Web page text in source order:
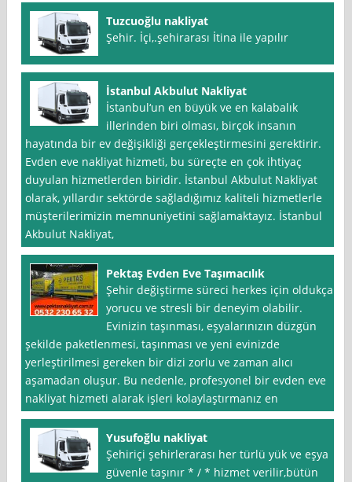
Tuzcuoğlu nakliyat
Şehir. İçi,.şehirarası İtina ile yapılır
İstanbul Akbulut Nakliyat
İstanbul‘un en büyük ve en kalabalık
illerinden biri olması, birçok insanın
hayatında bir ev değişikliği gerçekleştirmesini gerektirir.
Evden eve nakliyat hizmeti, bu süreçte en çok ihtiyaç
duyulan hizmetlerden biridir. İstanbul Akbulut Nakliyat
olarak, yıllardır sektörde sağladığımız kaliteli hizmetlerle
müşterilerimizin memnuniyetini sağlamaktayız. İstanbul
Akbulut Nakliyat,
Pektaş Evden Eve Taşımacılık
Şehir değiştirme süreci herkes için oldukça
yorucu ve stresli bir deneyim olabilir.
Evinizin taşınması, eşyalarınızın düzgün
şekilde paketlenmesi, taşınması ve yeni evinizde
yerleştirilmesi gereken bir dizi zorlu ve zaman alıcı
aşamadan oluşur. Bu nedenle, profesyonel bir evden eve
nakliyat hizmeti alarak işleri kolaylaştırmanız en
Yusufoğlu nakliyat
Şehiriçi şehirlerarası her türlü yük ve eşya
güvenle taşınır * / * hizmet verilir,bütün